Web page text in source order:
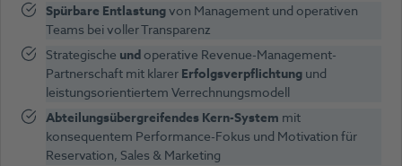
Spürbare Entlastungvon Management und operativen
Teams bei voller Transparenz
Strategische undoperative Revenue-Management-
Partnerschaft mit klarerErfolgsverpflichtungund
leistungsorientiertem Verrechnungsmodell
Abteilungsübergreifendes Kern-System mit
konsequentem Performance-Fokus und Motivation für
Reservation, Sales & Marketing